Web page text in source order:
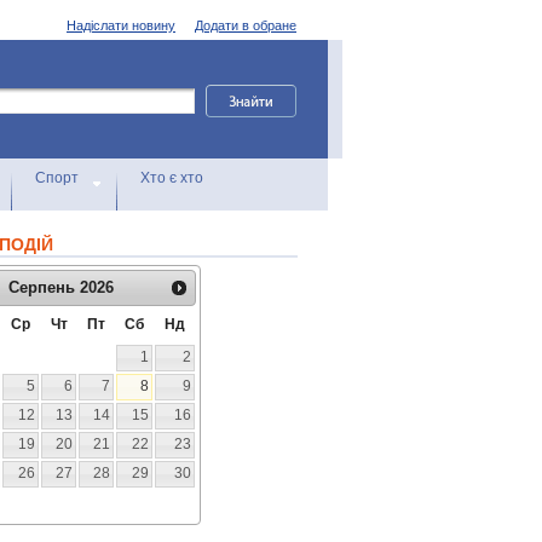
Додати в обране
Надіслати новину
Спорт Хто є хто
Серпень 2026
Ср Чт Пт Сб
Нд
1
2
5 6 7 8
9
12 13 14 15
16
19 20 21 22
23
26 27 28 29
30